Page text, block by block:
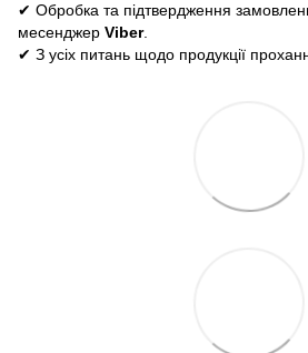
✔ Обробка та підтвердження
месенджер Viber.
✔ З усіх питань щодо продукції